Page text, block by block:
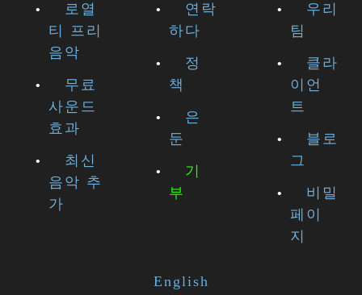
로열
티 프리
음악
무료
사운드
효과
최신
음악 추
가
연락
하다
정
책
은
둔
기
부
우리
팀
클라
이언
트
블로
그
비밀
페이
지
English